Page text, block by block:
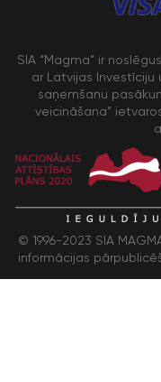
SIA “Magma” ir
ar Latvijas
saņemšanu
veicināšana”
© 1996-2023 SIA
informācijas